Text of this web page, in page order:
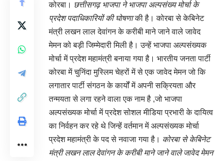
कोरबा। छत्तीसगढ़ भाजपा ने भाजपा अल्पसंख्य मोर्चा के
प्रदेश पदाधिकारियों की घोषणाकी है। कोरबा से केबिनेट
मंत्री लखन लाल देवांगन के करीबी माने जाने वाले जावेद
मेमन को बड़ी जिम्मेदारी मिली है। उन्हें भाजपा अल्पसंख्यक
मोर्चा में प्रदेश महामंत्री बनाया गया है। भारतीय जनता पार्टी
कोरबा में चुनिंदा मुस्लिम चेहरों में से एक जावेद मेमन जो कि
लगातार पार्टी संगठन के कार्यों में अपनी सक्रियता और
तन्मयता से लगा रहने वाला एक नाम है ,जो भाजपा
अल्पसंख्यक मोर्चा में प्रदेश सोशल मीडिया प्रभारी के दायित्व
का निर्वहन कर रहे थे जिन्हें वर्तमान में अल्पसंख्यक मोर्चा
प्रदेश महामंत्री के पद से नवाजा गया है। कोरबा से केबिनेट
मंत्री लखन लाल देवांगन के करीबी माने जाने वाले जावेद मेमन